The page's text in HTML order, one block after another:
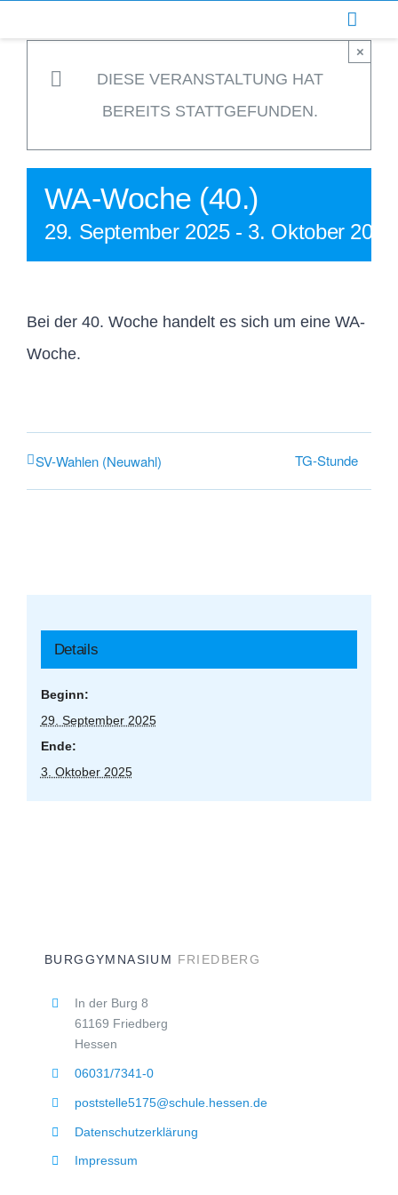
DIESE VERANSTALTUNG HAT
BEREITS STATTGEFUNDEN.
×
WA-Woche (40.)
29. September 2025- 3. Oktober 2025
Bei der 40. Woche handelt es sich um eine WA-
Woche.
SV-Wahlen (Neuwahl) TG-Stunde
Details
Beginn:
29. September 2025
Ende:
3. Oktober 2025
BURGGYMNASIUM FRIEDBERG
In der Burg 8
61169 Friedberg
Hessen
06031/7341-0
poststelle5175@schule.hessen.de
Datenschutzerklärung
Impressum